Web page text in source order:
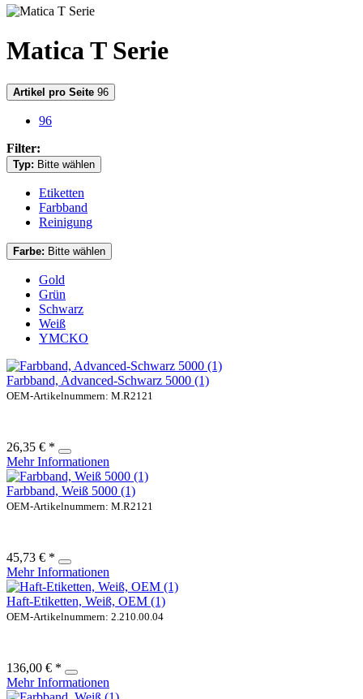
Matica T Serie
Artikel pro Seite 96
96
Filter:
Typ: Bitte wählen
Etiketten
Farbband
Reinigung
Farbe: Bitte wählen
Gold
Grün
Schwarz
Weiß
YMCKO
Farbband, Advanced-Schwarz 5000 (1)
OEM-Artikelnummern: M.R2121
26,35 € *
Mehr Informationen
Farbband, Weiß 5000 (1)
OEM-Artikelnummern: M.R2121
45,73 € *
Mehr Informationen
Haft-Etiketten, Weiß, OEM (1)
OEM-Artikelnummern: 2.210.00.04
136,00 € *
Mehr Informationen